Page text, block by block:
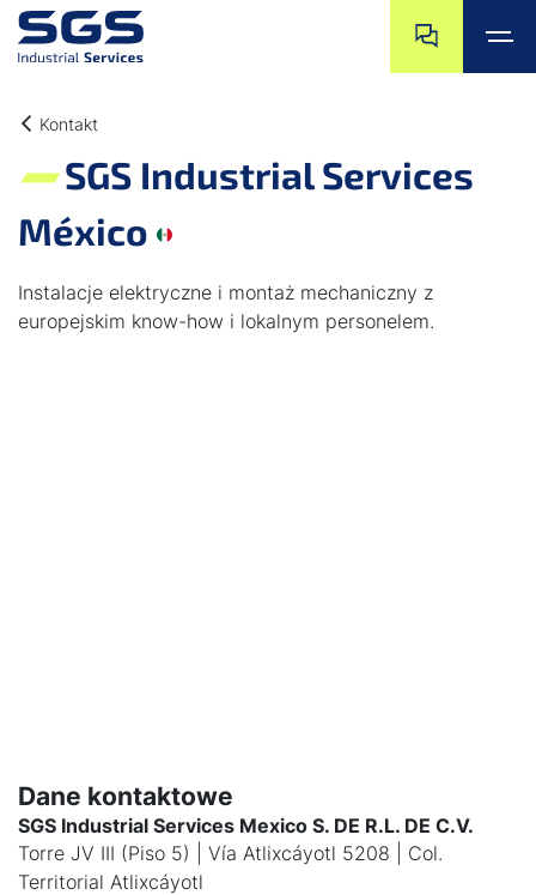
Kontakt
SGS Industrial Services
México
Instalacje elektryczne i montaż mechaniczny z
europejskim know-how i lokalnym personelem.
Dane kontaktowe
SGS Industrial Services Mexico S. DE R.L. DE C.V.
Torre JV III (Piso 5) | Vía Atlixcáyotl 5208 | Col.
Territorial Atlixcáyotl